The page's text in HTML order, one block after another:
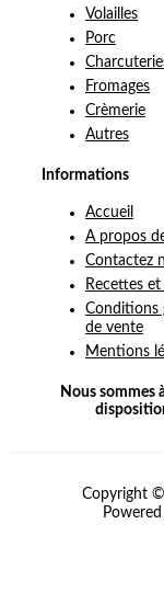
Volailles
Porc
Fromages
Crèmerie
Autres
Informations
Accueil
A propos
Contactez
Recettes
Conditions
de vente
Mentions
Nous sommes
Copyright